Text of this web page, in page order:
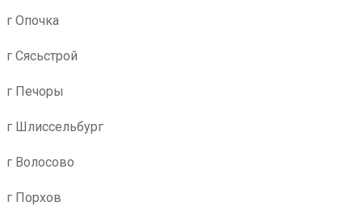
г Опочка
г Сясьстрой
г Печоры
г Шлиссельбург
г Волосово
г Порхов